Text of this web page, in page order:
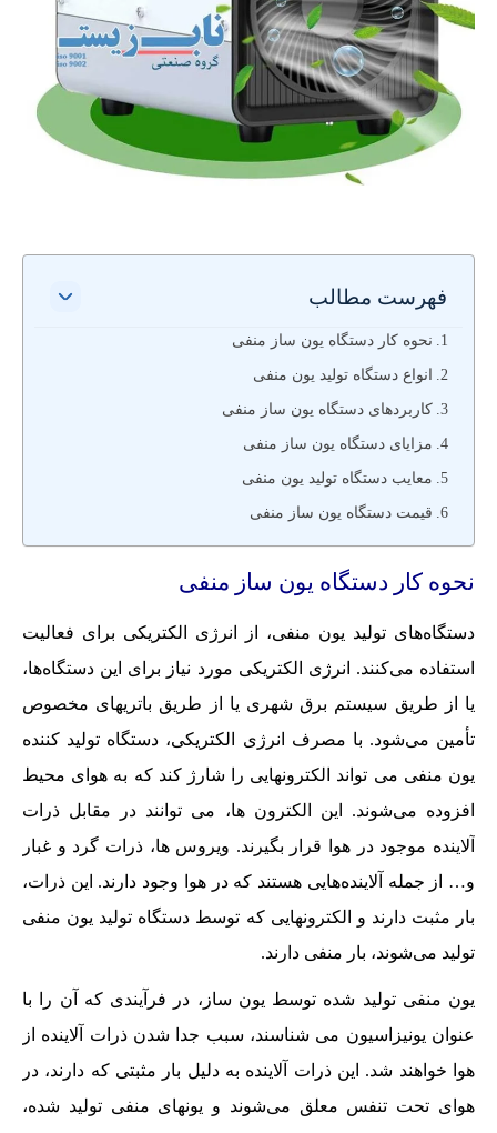
فهرست مطالب
نحوه کار دستگاه یون ساز منفی
انواع دستگاه تولید یون منفی
کاربردهای دستگاه یون ساز منفی
مزایای دستگاه یون ساز منفی
معایب دستگاه تولید یون منفی
قیمت دستگاه یون ساز منفی
نحوه کار دستگاه یون ساز منفی
دستگاه‌های تولید یون منفی، از انرژی الکتریکی برای فعالیت
استفاده می‌کنند. انرژی الکتریکی مورد نیاز برای این دستگاه‌ها،
یا از طریق سیستم برق شهری یا از طریق باتریهای مخصوص
تأمین می‌شود. با مصرف انرژی الکتریکی، دستگاه تولید کننده
یون منفی می تواند الکترونهایی را شارژ کند که به هوای محیط
افزوده می‌شوند. این الکترون ها، می توانند در مقابل ذرات
آلاینده موجود در هوا قرار بگیرند. ویروس ها، ذرات گرد و غبار
و… از جمله آلاینده‌هایی هستند که در هوا وجود دارند. این ذرات،
بار مثبت دارند و الکترونهایی که توسط دستگاه تولید یون منفی
تولید می‌شوند، بار منفی دارند.
یون منفی تولید شده توسط یون ساز، در فرآیندی که آن را با
عنوان یونیزاسیون می شناسند، سبب جدا شدن ذرات آلاینده از
هوا خواهند شد. این ذرات آلاینده به دلیل بار مثبتی که دارند، در
هوای تحت تنفس معلق می‌شوند و یونهای منفی تولید شده،